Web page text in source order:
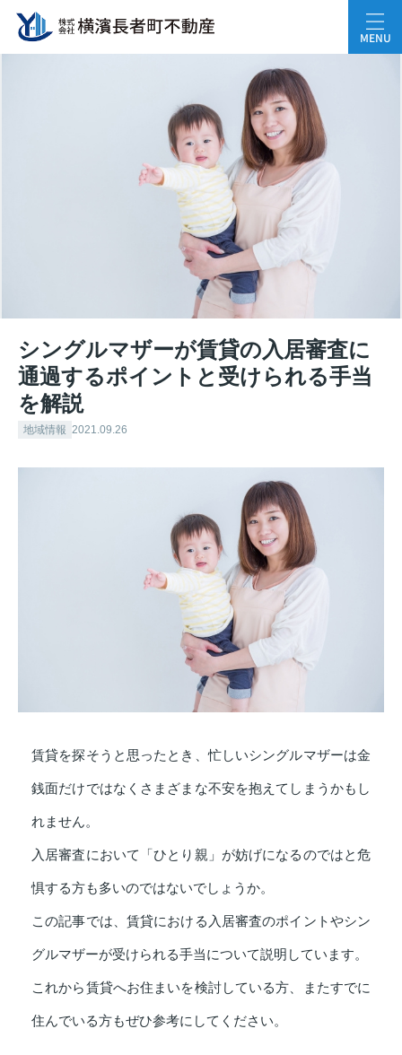
MENU
シングルマザーが賃貸の入居審査に
通過するポイントと受けられる手当
を解説
地域情報 2021.09.26
賃貸を探そうと思ったとき、忙しいシングルマザーは金
銭面だけではなくさまざまな不安を抱えてしまうかもし
れません。
入居審査において「ひとり親」が妨げになるのではと危
惧する方も多いのではないでしょうか。
この記事では、賃貸における入居審査のポイントやシン
グルマザーが受けられる手当について説明しています。
これから賃貸へお住まいを検討している方、またすでに
住んでいる方もぜひ参考にしてください。